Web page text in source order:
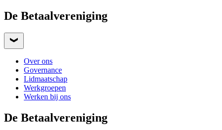
De Betaalvereniging
Over ons
Governance
Lidmaatschap
Werkgroepen
Werken bij ons
De Betaalvereniging